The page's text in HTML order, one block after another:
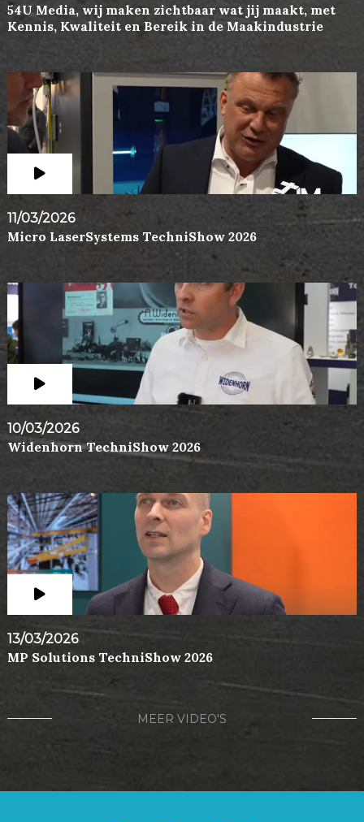
54U Media, wij maken zichtbaar wat jij maakt, met
Kennis, Kwaliteit en Bereik in de Maakindustrie
11/03/2026
Micro LaserSystems TechniShow 2026
10/03/2026
Widenhorn TechniShow 2026
13/03/2026
MP Solutions TechniShow 2026
MEER VIDEO'S